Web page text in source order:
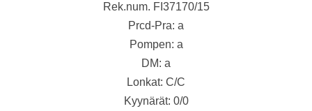
Rek.num. FI37170/15
Prcd-Pra: a
Pompen: a
DM: a
Lonkat: C/C
Kyynärät: 0/0